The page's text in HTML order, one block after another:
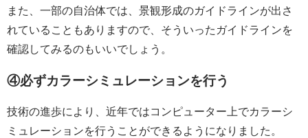
また、一部の自治体では、景観形成のガイドラインが出さ
れていることもありますので、そういったガイドラインを
確認してみるのもいいでしょう。
④必ずカラーシミュレーションを行う
技術の進歩により、近年ではコンピューター上でカラーシ
ミュレーションを行うことができるようになりました。